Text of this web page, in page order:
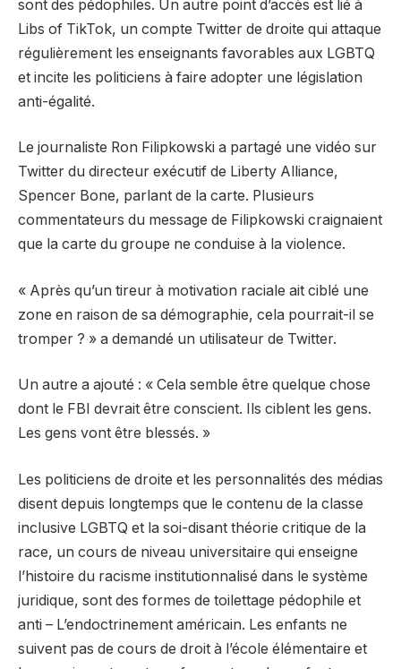
sont des pédophiles. Un autre point d’accès est lié à
Libs of TikTok, un compte Twitter de droite qui attaque
régulièrement les enseignants favorables aux LGBTQ
et incite les politiciens à faire adopter une législation
anti-égalité.
Le journaliste Ron Filipkowski a partagé une vidéo sur
Twitter du directeur exécutif de Liberty Alliance,
Spencer Bone, parlant de la carte. Plusieurs
commentateurs du message de Filipkowski craignaient
que la carte du groupe ne conduise à la violence.
« Après qu’un tireur à motivation raciale ait ciblé une
zone en raison de sa démographie, cela pourrait-il se
tromper ? » a demandé un utilisateur de Twitter.
Un autre a ajouté : « Cela semble être quelque chose
dont le FBI devrait être conscient. Ils ciblent les gens.
Les gens vont être blessés. »
Les politiciens de droite et les personnalités des médias
disent depuis longtemps que le contenu de la classe
inclusive LGBTQ et la soi-disant théorie critique de la
race, un cours de niveau universitaire qui enseigne
l’histoire du racisme institutionnalisé dans le système
juridique, sont des formes de toilettage pédophile et
anti – L’endoctrinement américain. Les enfants ne
suivent pas de cours de droit à l’école élémentaire et